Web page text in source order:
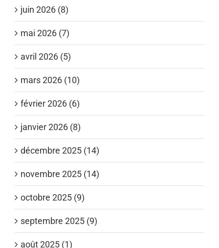
juin 2026 (8)
mai 2026 (7)
avril 2026 (5)
mars 2026 (10)
février 2026 (6)
janvier 2026 (8)
décembre 2025 (14)
novembre 2025 (14)
octobre 2025 (9)
septembre 2025 (9)
août 2025 (1)